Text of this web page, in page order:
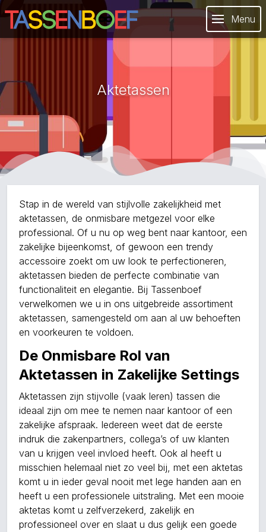
Menu
Aktetassen
Stap in de wereld van stijlvolle zakelijkheid met
aktetassen, de onmisbare metgezel voor elke
professional. Of u nu op weg bent naar kantoor, een
zakelijke bijeenkomst, of gewoon een trendy
accessoire zoekt om uw look te perfectioneren,
aktetassen bieden de perfecte combinatie van
functionaliteit en elegantie. Bij Tassenboef
verwelkomen we u in ons uitgebreide assortiment
aktetassen, samengesteld om aan al uw behoeften
en voorkeuren te voldoen.
De Onmisbare Rol van
Aktetassen in Zakelijke Settings
Aktetassen zijn stijvolle (vaak leren) tassen die
ideaal zijn om mee te nemen naar kantoor of een
zakelijke afspraak. Iedereen weet dat de eerste
indruk die zakenpartners, collega’s of uw klanten
van u krijgen veel invloed heeft. Ook al heeft u
misschien helemaal niet zo veel bij, met een aktetas
komt u in ieder geval nooit met lege handen aan en
heeft u een professionele uitstraling. Met een mooie
aktetas komt u zelfverzekerd, zakelijk en
professioneel over en slaat u dus gelijk een goede